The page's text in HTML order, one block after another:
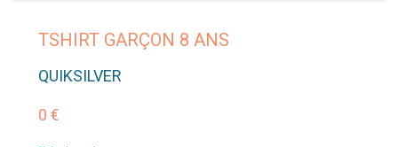
TSHIRT GARÇON 8 ANS
QUIKSILVER
0 €